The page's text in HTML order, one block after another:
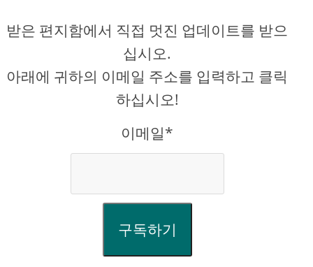
받은 편지함에서 직접 멋진 업데이트를 받으
십시오.
아래에 귀하의 이메일 주소를 입력하고 클릭
하십시오!
이메일*
구독하기